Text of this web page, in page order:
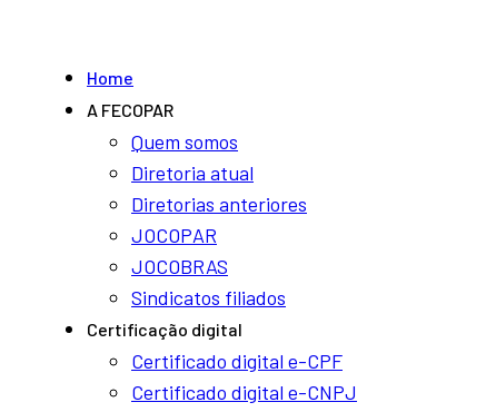
Home
A FECOPAR
Quem somos
Diretoria atual
Diretorias anteriores
JOCOPAR
JOCOBRAS
Sindicatos filiados
Certificação digital
Certificado digital e-CPF
Certificado digital e-CNPJ